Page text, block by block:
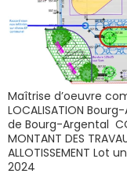
Maîtrise d’oeuvre
LOCALISATION
de Bourg-Argental
MONTANT DES
ALLOTISSEMENT Lot
2024